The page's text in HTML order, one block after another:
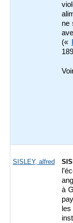
ne
(«
SISLEY, alfred
à